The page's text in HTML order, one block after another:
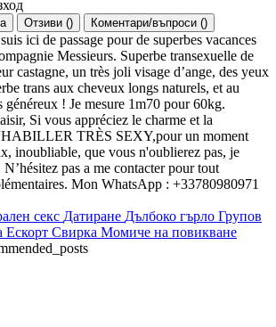
Отзиви () Коментари/въпроси ()
ici de passage pour de superbes vacances
Messieurs. Superbe transexuelle de
castagne, un très joli visage d’ange, des yeux
trans aux cheveux longs naturels, et au
généreux ! Je mesure 1m70 pour 60kg.
Si vous appréciez le charme et la
TRÈS SEXY,pour un moment
inoubliable, que vous n'oublierez pas, je
pas a me contacter pour tout
Mon WhatsApp : +33780980971
секс Датиране Дълбоко гърло Групов
Ескорт Свирка Момиче на повикване